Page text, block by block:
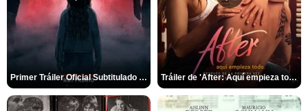
Primer Tráiler Oficial Subtitulado de 'La Noche Del Demonio: Están Entre Nosotros' Tráiler de 'After: Aquí empieza todo'